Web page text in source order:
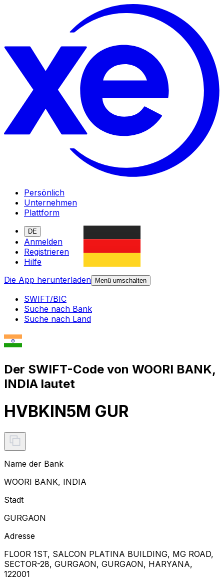
Persönlich
Unternehmen
Plattform
DE
Anmelden
Registrieren
Hilfe
Die App herunterladen
Menü umschalten
SWIFT/BIC
Suche nach Bank
Suche nach Land
Der SWIFT-Code von WOORI BANK,
INDIA lautet
HVBKIN5M GUR
Name der Bank
WOORI BANK, INDIA
Stadt
GURGAON
Adresse
FLOOR 1ST, SALCON PLATINA BUILDING, MG ROAD,
SECTOR-28, GURGAON, GURGAON, HARYANA,
122001